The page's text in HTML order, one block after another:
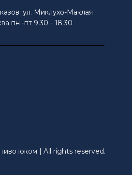
ул. Миклухо-Маклая
пн -пт 9:30 - 18:30
| All rights reserved.